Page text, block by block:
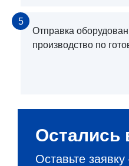
5
Отправка
производство по
Остались
Оставьте